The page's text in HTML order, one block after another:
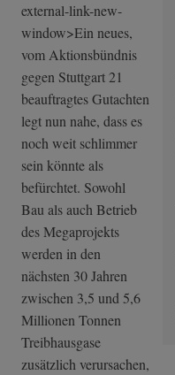
external-link-new-
window>Ein neues,
vom Aktionsbündnis
gegen Stuttgart 21
beauftragtes Gutachten
legt nun nahe, dass es
noch weit schlimmer
sein könnte als
befürchtet. Sowohl
Bau als auch Betrieb
des Megaprojekts
werden in den
nächsten 30 Jahren
zwischen 3,5 und 5,6
Millionen Tonnen
Treibhausgase
zusätzlich verursachen,